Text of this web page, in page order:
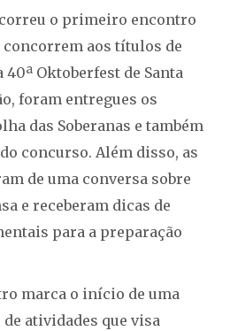
o primeiro encontro
concorrem aos títulos de
40ª Oktoberfest de Santa
foram entregues os
das Soberanas e também
concurso. Além disso, as
de uma conversa sobre
e receberam dicas de
para a preparação
marca o início de uma
atividades que visa